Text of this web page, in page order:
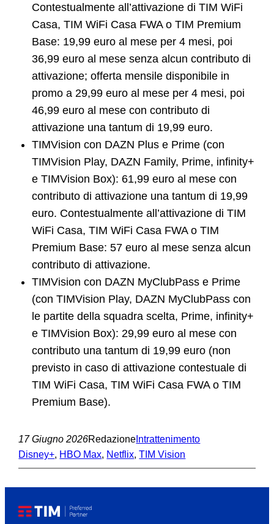
Contestualmente all’attivazione di TIM WiFi
Casa, TIM WiFi Casa FWA o TIM Premium
Base: 19,99 euro al mese per 4 mesi, poi
36,99 euro al mese senza alcun contributo di
attivazione; offerta mensile disponibile in
promo a 29,99 euro al mese per 4 mesi, poi
46,99 euro al mese con contributo di
attivazione una tantum di 19,99 euro.
TIMVision con DAZN Plus e Prime (con
TIMVision Play, DAZN Family, Prime, infinity+
e TIMVision Box): 61,99 euro al mese con
contributo di attivazione una tantum di 19,99
euro. Contestualmente all’attivazione di TIM
WiFi Casa, TIM WiFi Casa FWA o TIM
Premium Base: 57 euro al mese senza alcun
contributo di attivazione.
TIMVision con DAZN MyClubPass e Prime
(con TIMVision Play, DAZN MyClubPass con
le partite della squadra scelta, Prime, infinity+
e TIMVision Box): 29,99 euro al mese con
contributo una tantum di 19,99 euro (non
previsto in caso di attivazione contestuale di
TIM WiFi Casa, TIM WiFi Casa FWA o TIM
Premium Base).
17 Giugno 2026Redazione Intrattenimento
Disney+, HBO Max, Netflix, TIM Vision